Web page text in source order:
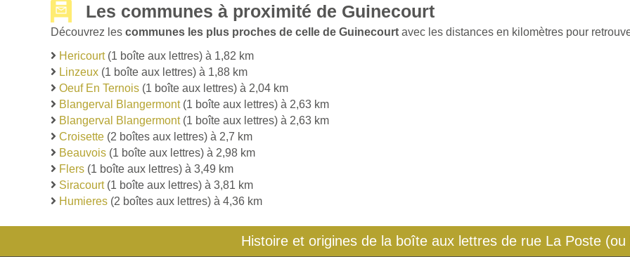
Les communes à proximité de Guinecourt
Découvrez les communes les plus proches de celle de Guinecourt avec les distances en kilomètres pour
Hericourt(1 boîte aux lettres) à 1,82 km
Linzeux (1 boîte aux lettres) à 1,88 km
Oeuf En Ternois (1 boîte aux lettres) à 2,04 km
Blangerval Blangermont(1 boîte aux lettres) à 2,63 km
Blangerval Blangermont(1 boîte aux lettres) à 2,63 km
Croisette (2 boîtes aux lettres) à 2,7 km
Beauvois (1 boîte aux lettres) à 2,98 km
Flers (1 boîte aux lettres) à 3,49 km
Siracourt(1 boîte aux lettres) à 3,81 km
Humieres (2 boîtes aux lettres) à 4,36 km
Histoire et origines de la boîte aux lettres de rue La Poste